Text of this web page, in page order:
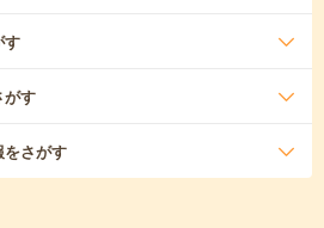
す
がす
さがす